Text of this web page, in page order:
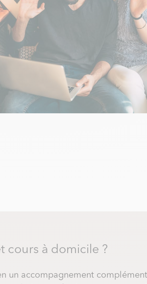
cours à domicile ?
un accompagnement